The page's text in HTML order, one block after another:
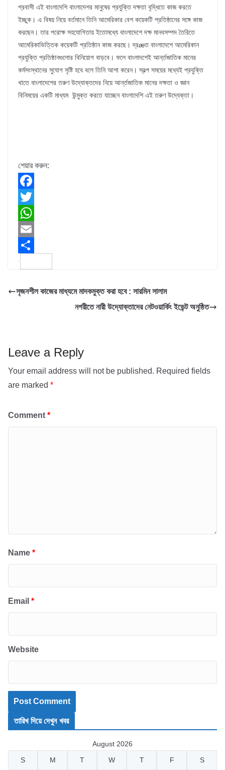
প্রবাসী এই বাংলাদেশি বাংলাদেশর মানুষের প্রযুক্তি দক্ষতা বৃদ্ধিতে কাজ করতে
ইচ্ছুক। এ বিষয় নিয়ে বর্তমানে তিনি আমেরিকার বেশ কয়েকটি প্রতিষ্ঠানের সঙ্গে কাজ
করছেন। তার পরোক্ষ সহযোগিতায় ইতোমধ্যে বাংলাদেশে দক্ষ মানবসম্পদ তৈরিতে
আমেরিকাভিত্তিক কয়েকটি প্রতিষ্ঠান কাজ করছে। দ্রæত বাংলাদেশে আমেরিকান
প্রযুক্তি প্রতিষ্ঠানগুলোর বিনিয়োগ বাড়বে। ফলে বাংলাদশেই আর্ন্তজাতিক মানের
কর্মসংস্থানের সুযোগ সৃষ্টি হবে বলে তিনি আশা করেন। স্বল্প সময়ের মধ্যেই প্রযুক্তি
খাতে বাংলাদেশের তরুণ উদ্যোক্তদের নিয়ে আর্ন্তজাতিক মানের দক্ষতা ও জ্ঞান
বিনিময়ের একটি মাধ্যম উন্মুক্ত করতে যাচ্ছেন বাংলাদেশি এই তরুণ উদ্যেক্তা।
শেয়ার করুন:
F
a
c
e
b
o
T
w
t
e
W
h
a
s
E
m
i
a
সৃজনশীল কাজের মাধ্যমে মাদকমুক্ত করা হবে : সারমিন সালাম
নগরীতে নারী উদ্যোক্তাদের নেটওয়ার্কিং ইভেন্ট অনুষ্ঠিত
Leave a Reply
Your email address will not be published. Required fields
are marked *
Comment *
Name *
Email *
Website
তারিখ দিয়ে দেখুন খবর
August 2026
S
M T W T F S